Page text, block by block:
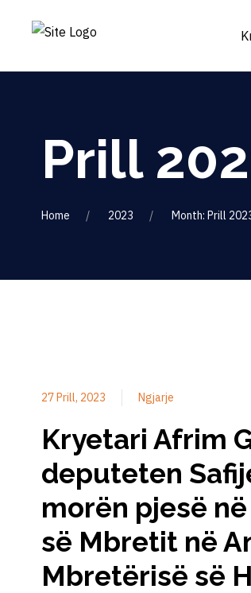
Prill
Home 2023 Month: Prill
27 Prill, 2023 Ngjarje
Kryetari Afrim
deputeten
morën pjesë
së Mbretit në
Mbretërisë së